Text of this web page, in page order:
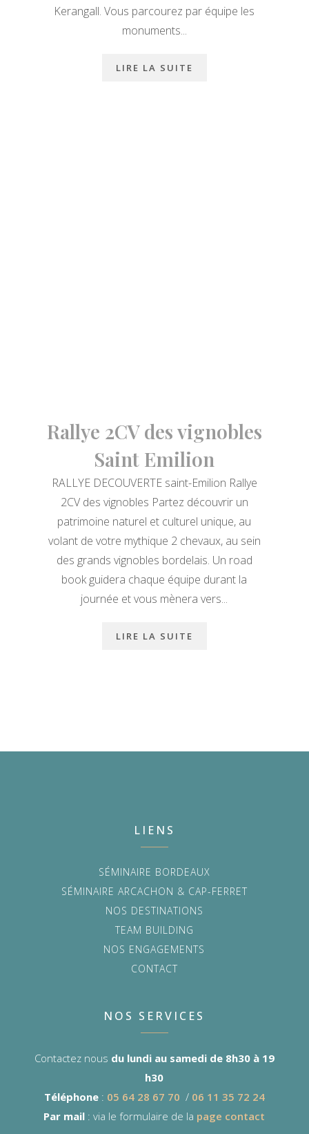
Kerangall. Vous parcourez par équipe les
monuments...
LIRE LA SUITE
Rallye 2CV des vignobles
Saint Emilion
RALLYE DECOUVERTE saint-Emilion Rallye
2CV des vignobles Partez découvrir un
patrimoine naturel et culturel unique, au
volant de votre mythique 2 chevaux, au sein
des grands vignobles bordelais. Un road
book guidera chaque équipe durant la
journée et vous mènera vers...
LIRE LA SUITE
LIENS
SÉMINAIRE BORDEAUX
SÉMINAIRE ARCACHON & CAP-FERRET
NOS DESTINATIONS
TEAM BUILDING
NOS ENGAGEMENTS
CONTACT
NOS SERVICES
Contactez nous du lundi au samedi de 8h30 à 19
h30
Téléphone: 05 64 28 67 70 / 06 11 35 72 24
Par mail : via le formulaire de la page contact